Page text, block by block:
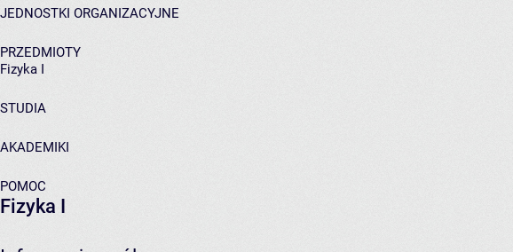
JEDNOSTKI ORGANIZACYJNE
PRZEDMIOTY
Fizyka I
STUDIA
AKADEMIKI
POMOC
Fizyka I